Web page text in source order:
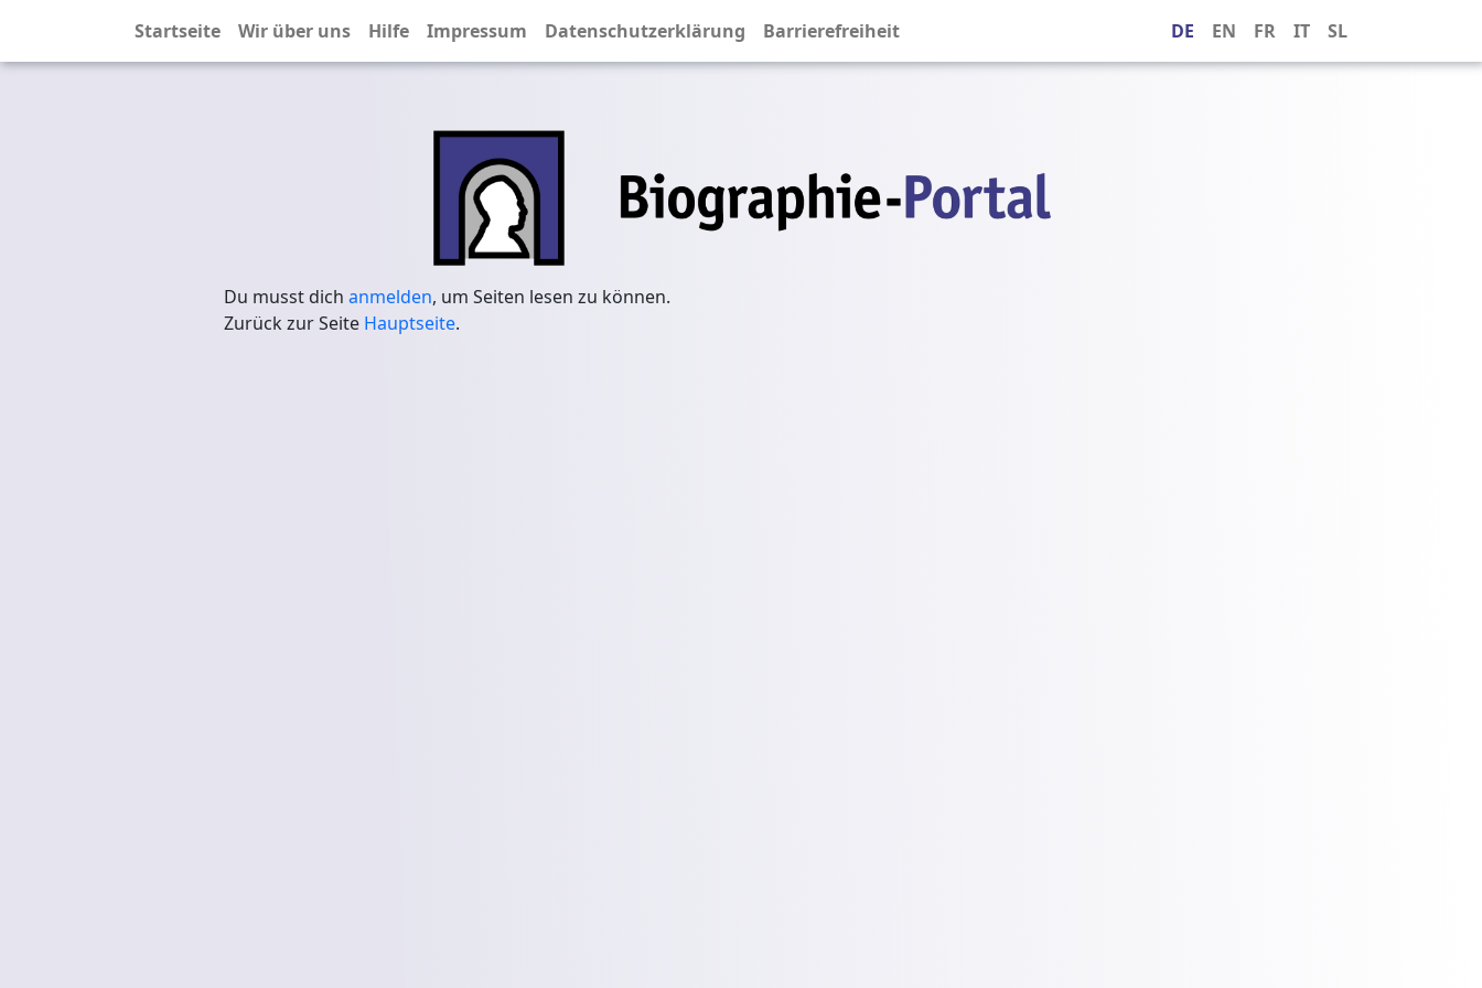
Startseite Wir über uns Hilfe Impressum Datenschutzerklärung Barrierefreiheit DE EN FR IT SL
Du musst dich anmelden, um Seiten lesen zu können.
Zurück zur Seite Hauptseite.